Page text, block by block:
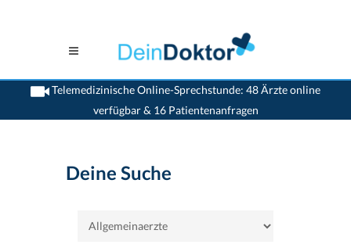
Telemedizinische Online-Sprechstunde: 48 Ärzte online
verfügbar & 16 Patientenanfragen
>Home>Lausen>Allgemeinaerzte
Deine Suche